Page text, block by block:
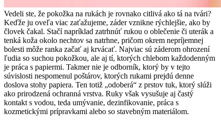
Vedeli ste, že pokožka na rukách je rovnako citlivá ako tá na tvári?
Keďže ju oveľa viac zaťažujeme, záder vznikne rýchlejšie, ako by
človek čakal. Stačí napríklad zatrhnúť rukou o oblečenie či uterák a
tenká koža okolo nechtov sa natrhne, pričom okrem nepríjemnej
bolesti môže ranka začať aj krvácať. Najviac sú záderom ohrození
ľudia so suchou pokožkou, ale aj tí, ktorých chlebom každodenným
je práca s papiermi. Takmer nie je odborník, ktorý by v tejto
súvislosti nespomenul poštárov, ktorých rukami prejdú denne
doslova stohy papiera. Ten totiž „odoberá“ z prstov tuk, ktorý slúži
ako prirodzená ochranná vrstva. Ruky však vysušuje aj častý
kontakt s vodou, teda umývanie, dezinfikovanie, práca s
kozmetickými prípravkami alebo so stavebným materiálom.